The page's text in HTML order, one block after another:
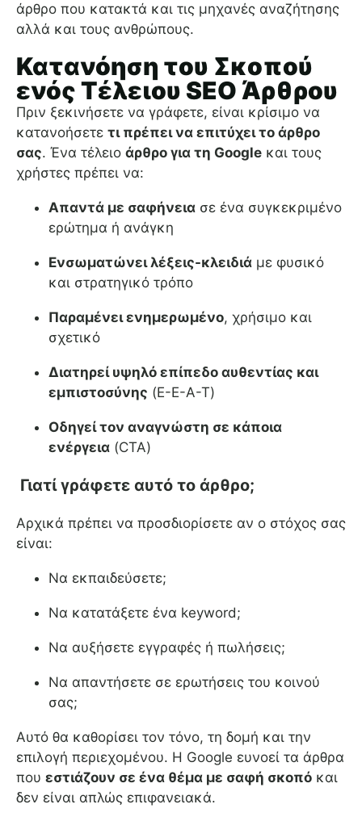
άρθρο που κατακτά και τις μηχανές αναζήτησης
αλλά και τους ανθρώπους.
Κατανόηση του Σκοπού
ενός Τέλειου SEO Άρθρου
Πριν ξεκινήσετε να γράφετε, είναι κρίσιμο να
κατανοήσετε τι πρέπει να επιτύχει το άρθρο
σας. Ένα τέλειο άρθρο για τη Google και τους
χρήστες πρέπει να:
Απαντά με σαφήνεια σε ένα συγκεκριμένο
ερώτημα ή ανάγκη
Ενσωματώνει λέξεις-κλειδιά με φυσικό
και στρατηγικό τρόπο
Παραμένει ενημερωμένο, χρήσιμο και
σχετικό
Διατηρεί υψηλό επίπεδο αυθεντίας και
εμπιστοσύνης (E-E-A-T)
Οδηγεί τον αναγνώστη σε κάποια
ενέργεια (CTA)
Γιατί γράφετε αυτό το άρθρο;
Αρχικά πρέπει να προσδιορίσετε αν ο στόχος σας
είναι:
Να εκπαιδεύσετε;
Να κατατάξετε ένα keyword;
Να αυξήσετε εγγραφές ή πωλήσεις;
Να απαντήσετε σε ερωτήσεις του κοινού
σας;
Αυτό θα καθορίσει τον τόνο, τη δομή και την
επιλογή περιεχομένου. Η Google ευνοεί τα άρθρα
που εστιάζουν σε ένα θέμα με σαφή σκοπό και
δεν είναι απλώς επιφανειακά.